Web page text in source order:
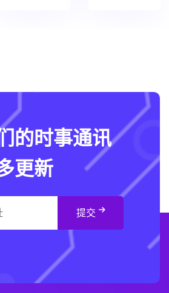
的时事通讯
更新